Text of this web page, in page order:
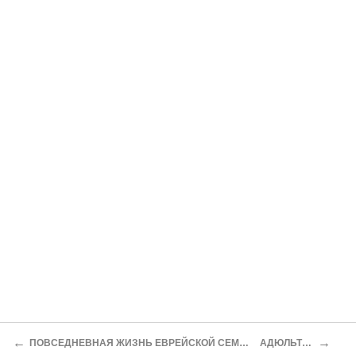
← ПОВСЕДНЕВНАЯ ЖИЗНЬ ЕВРЕЙСКОЙ СЕМЬИ АДЮЛЬТЕР →